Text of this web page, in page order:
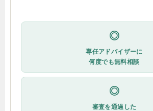
◎
専任アドバイザーに
何度でも無料相談
◎
審査を通過した